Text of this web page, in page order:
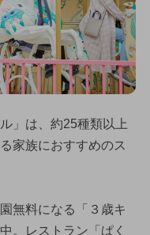
」は、約25種類以上
家族におすすめのス
無料になる「３歳キ
。レストラン「ぱく